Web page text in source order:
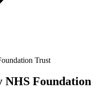
Trust
NHS Foundation